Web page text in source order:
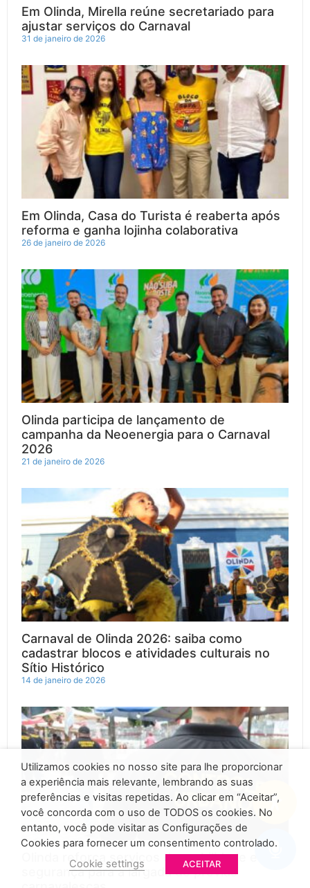
Em Olinda, Mirella reúne secretariado para
ajustar serviços do Carnaval
31 de janeiro de 2026
Em Olinda, Casa do Turista é reaberta após
reforma e ganha lojinha colaborativa
26 de janeiro de 2026
Olinda participa de lançamento de
campanha da Neoenergia para o Carnaval
2026
21 de janeiro de 2026
Carnaval de Olinda 2026: saiba como
cadastrar blocos e atividades culturais no
Sítio Histórico
14 de janeiro de 2026
Olinda reforça serviços de mobilidade e
segurança para a largada de prévias
a
c
e
b
o
o
k
n
s
t
a
g
r
a
m
-
t
w
i
t
t
e
r
o
u
t
u
b
e
l
i
c
k
r
Utilizamos cookies no nosso site para lhe proporcionar
a experiência mais relevante, lembrando as suas
preferências e visitas repetidas. Ao clicar em “Aceitar”,
você concorda com o uso de TODOS os cookies. No
entanto, você pode visitar as Configurações de
Cookies para fornecer um consentimento controlado.
Cookie settings
ACEITAR